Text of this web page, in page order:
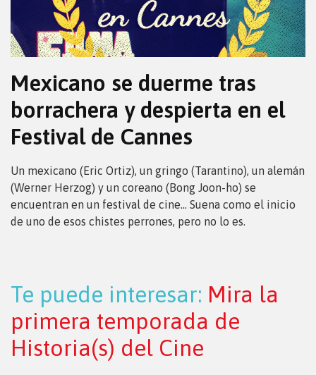
Mexicano se duerme tras
borrachera y despierta en el
Festival de Cannes
Un mexicano (Eric Ortiz), un gringo (Tarantino), un alemán
(Werner Herzog) y un coreano (Bong Joon-ho) se
encuentran en un festival de cine… Suena como el inicio
de uno de esos chistes perrones, pero no lo es.
Te puede interesar: Mira la
primera temporada de
Historia(s) del Cine